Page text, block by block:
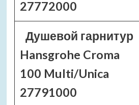
27772000
Душевой гарнитур
Hansgrohe Croma
100 Multi/Unica
27791000